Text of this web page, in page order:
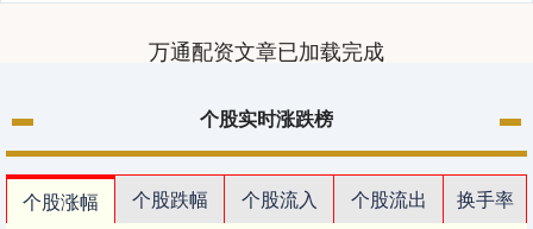
万通配资文章已加载完成
个股实时涨跌榜
个股涨幅 个股跌幅 个股流入 个股流出
换手率